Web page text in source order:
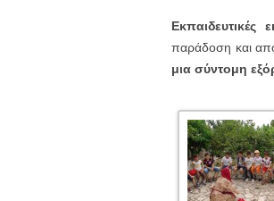
Εκπαιδευτικές
παράδοση και
μια σύντομη